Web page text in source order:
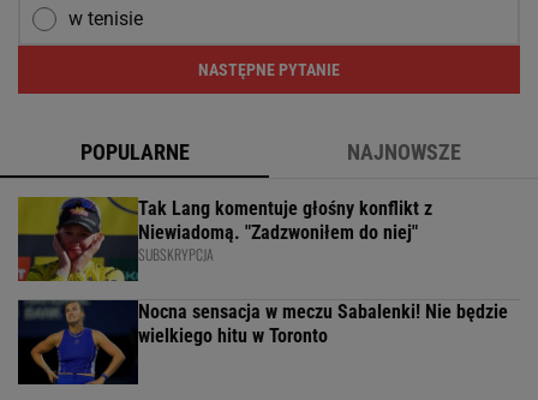
w tenisie
NASTĘPNE PYTANIE
POPULARNE NAJNOWSZE
Tak Lang komentuje głośny konflikt z
Niewiadomą. "Zadzwoniłem do niej"
SUBSKRYPCJA
Nocna sensacja w meczu Sabalenki! Nie będzie
wielkiego hitu w Toronto